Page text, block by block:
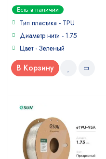
0
out
of
Есть в наличии
Тип пластика - TPU
Диаметр нити - 1.75
Цвет - Зеленый
В Корзину